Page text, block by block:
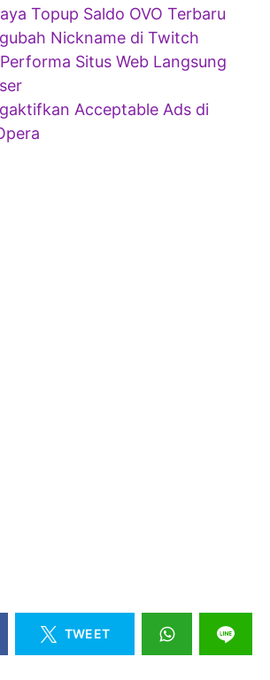
Topup Saldo OVO Terbaru
Nickname di Twitch
Situs Web Langsung
Acceptable Ads di
TWEET